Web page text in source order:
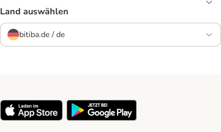
Land auswählen
bitiba.de / de